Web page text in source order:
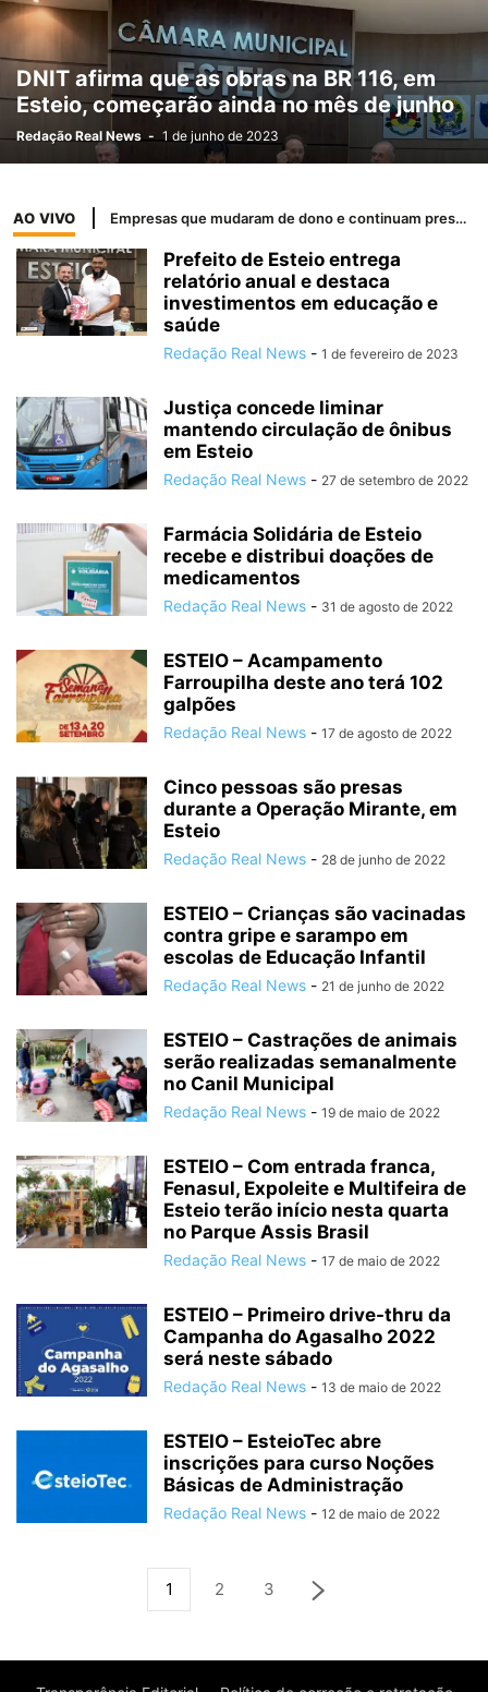
DNIT afirma que as obras na BR 116, em
Esteio, começarão ainda no mês de junho
Redação Real News - 1 de junho de 2023
AO VIVO Empresas que mudaram de dono e continuam presentes no cinema
Prefeito de Esteio entrega
relatório anual e destaca
investimentos em educação e
saúde
Redação Real News - 1 de fevereiro de 2023
Justiça concede liminar
mantendo circulação de ônibus
em Esteio
Redação Real News - 27 de setembro de 2022
Farmácia Solidária de Esteio
recebe e distribui doações de
medicamentos
Redação Real News - 31 de agosto de 2022
ESTEIO – Acampamento
Farroupilha deste ano terá 102
galpões
Redação Real News - 17 de agosto de 2022
Cinco pessoas são presas
durante a Operação Mirante, em
Esteio
Redação Real News - 28 de junho de 2022
ESTEIO – Crianças são vacinadas
contra gripe e sarampo em
escolas de Educação Infantil
Redação Real News - 21 de junho de 2022
ESTEIO – Castrações de animais
serão realizadas semanalmente
no Canil Municipal
Redação Real News - 19 de maio de 2022
ESTEIO – Com entrada franca,
Fenasul, Expoleite e Multifeira de
Esteio terão início nesta quarta
no Parque Assis Brasil
Redação Real News - 17 de maio de 2022
ESTEIO – Primeiro drive-thru da
Campanha do Agasalho 2022
será neste sábado
Redação Real News - 13 de maio de 2022
ESTEIO – EsteioTec abre
inscrições para curso Noções
Básicas de Administração
Redação Real News - 12 de maio de 2022
1 2 3